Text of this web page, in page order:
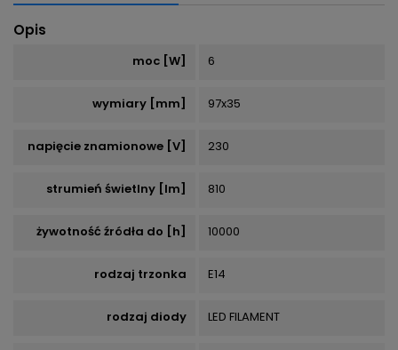
Opis
moc [W] 6
wymiary [mm] 97x35
napięcie znamionowe [V] 230
strumień świetlny [lm] 810
żywotność źródła do [h] 10000
rodzaj trzonka E14
rodzaj diody LED FILAMENT